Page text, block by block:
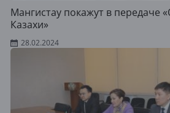
Мангистау покажут в передаче
Казахи»
28.02.2024